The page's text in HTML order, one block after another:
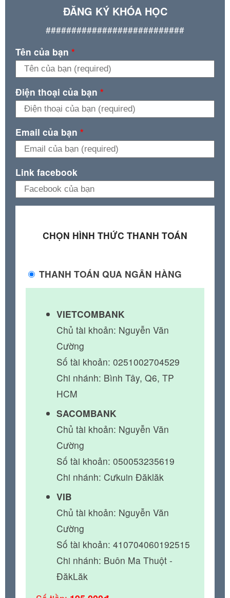
ĐĂNG KÝ KHÓA HỌC
###########################
Tên của bạn *
Điện thoại của bạn *
Email của bạn *
Link facebook
CHỌN HÌNH THỨC THANH TOÁN
THANH TOÁN QUA NGÂN HÀNG
VIETCOMBANK
Chủ tài khoản: Nguyễn Văn
Cường
Số tài khoản: 0251002704529
Chi nhánh: Bình Tây, Q6, TP
HCM
SACOMBANK
Chủ tài khoản: Nguyễn Văn
Cường
Số tài khoản: 050053235619
Chi nhánh: Cưkuin Đăklăk
VIB
Chủ tài khoản: Nguyễn Văn
Cường
Số tài khoản: 410704060192515
Chi nhánh: Buôn Ma Thuột -
ĐăkLăk